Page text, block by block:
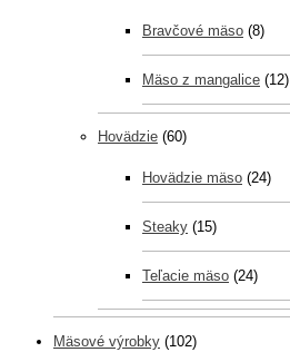
Bravčové mäso (8)
Mäso z mangalice (12)
Hovädzie (60)
Hovädzie mäso (24)
Steaky (15)
Teľacie mäso (24)
Mäsové výrobky (102)